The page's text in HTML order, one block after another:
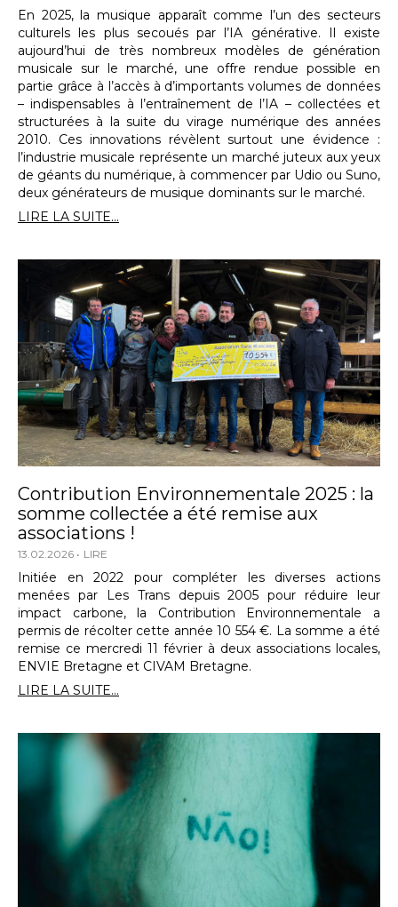
En 2025, la musique apparaît comme l’un des secteurs
culturels les plus secoués par l’IA générative. Il existe
aujourd’hui de très nombreux modèles de génération
musicale sur le marché, une offre rendue possible en
partie grâce à l’accès à d’importants volumes de données
– indispensables à l’entraînement de l’IA – collectées et
structurées à la suite du virage numérique des années
2010. Ces innovations révèlent surtout une évidence :
l’industrie musicale représente un marché juteux aux yeux
de géants du numérique, à commencer par Udio ou Suno,
deux générateurs de musique dominants sur le marché.
LIRE LA SUITE...
Contribution Environnementale 2025 : la
somme collectée a été remise aux
associations !
13.02.2026 LIRE
Initiée en 2022 pour compléter les diverses actions
menées par Les Trans depuis 2005 pour réduire leur
impact carbone, la Contribution Environnementale a
permis de récolter cette année 10 554 €. La somme a été
remise ce mercredi 11 février à deux associations locales,
ENVIE Bretagne et CIVAM Bretagne.
LIRE LA SUITE...